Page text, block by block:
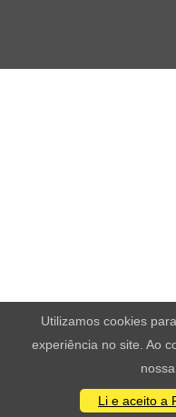
Utilizamos cookies
experiência no site. Ao
nossa
Li e aceito a